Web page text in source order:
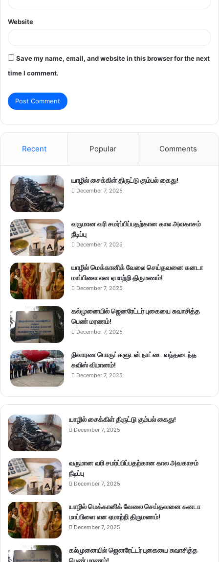
Website
Save my name, email, and website in this browser for the next
time I comment.
Recent Popular Comments
யாழில் சைக்கிள் திருட்டு கும்பல் கைது!
December 7, 2025
வருமான வரி சமர்ப்பிப்பதற்கான கால அவகாசம்
நீடிப்பு
December 7, 2025
யாழில் மெக்கானிக் வேலை செய்தவனை கனடா
மாப்பிளை என ஏமாற்றி திருமணம்!
December 7, 2025
கல்முனையில் ஜெனரேட்டர் புகையை சுவாசித்த
பெண் மரணம்!
December 7, 2025
நிவாரண பொருட்களுடன் நாட்டை வந்தடைந்த
சுவிஸ் விமானம்!
December 7, 2025
யாழில் சைக்கிள் திருட்டு கும்பல் கைது!
December 7, 2025
வருமான வரி சமர்ப்பிப்பதற்கான கால அவகாசம்
நீடிப்பு
December 7, 2025
யாழில் மெக்கானிக் வேலை செய்தவனை கனடா
மாப்பிளை என ஏமாற்றி திருமணம்!
December 7, 2025
கல்முனையில் ஜெனரேட்டர் புகையை சுவாசித்த